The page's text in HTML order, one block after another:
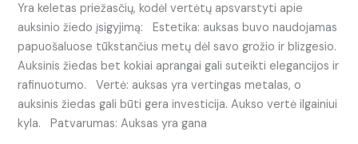
Yra keletas priežasčių, kodėl vertėtų apsvarstyti apie
auksinio žiedo įsigyjimą: Estetika: auksas buvo naudojamas
papuošaluose tūkstančius metų dėl savo grožio ir blizgesio.
Auksinis žiedas bet kokiai aprangai gali suteikti elegancijos ir
rafinuotumo. Vertė: auksas yra vertingas metalas, o
auksinis žiedas gali būti gera investicija. Aukso vertė ilgainiui
kyla. Patvarumas: Auksas yra gana
investicija